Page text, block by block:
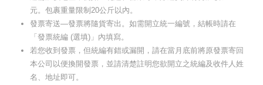
元。包裹重量限制20公斤以內。
發票寄送—發票將隨貨寄出。如需開立統一編號，結帳時請在
「發票統編 (選填)」內填寫。
若您收到發票，但統編有錯或漏開，請在當月底前將原發票寄回
本公司以便換開發票，並請清楚註明您欲開立之統編及收件人姓
名、地址即可。